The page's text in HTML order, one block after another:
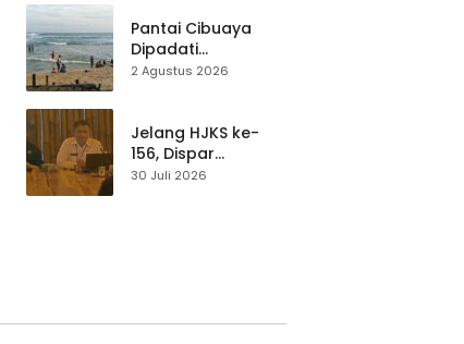
Pantai Cibuaya
Dipadati
Wisatawan,
Waspada
2 Agustus 2026
Jelang HJKS ke-
156, Dispar
Kabupaten
30 Juli 2026